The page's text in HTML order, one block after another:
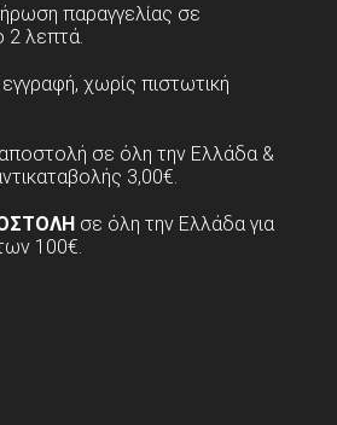
παραγγελίας σε
2 λεπτά.
χωρίς πιστωτική
σε όλη την Ελλάδα &
3,00€.
σε όλη την Ελλάδα για
100€.